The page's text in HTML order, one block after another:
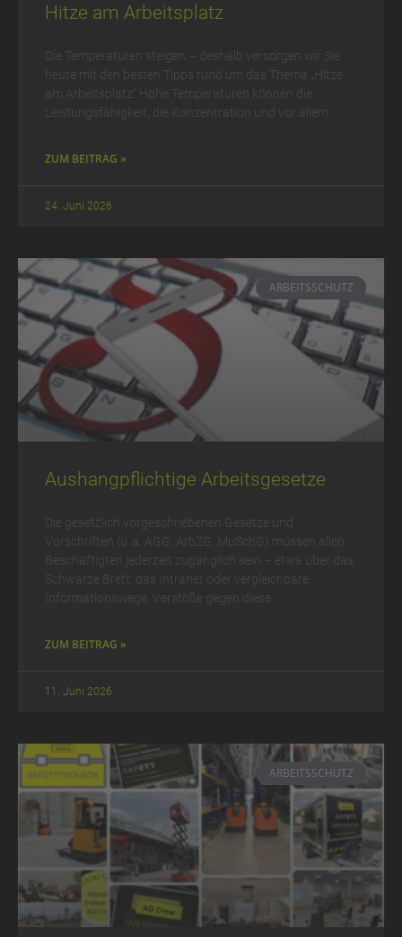
Hitze am Arbeitsplatz
Die Temperaturen steigen – deshalb versorgen wir Sie
heute mit den besten Tipps rund um das Thema „Hitze
am Arbeitsplatz“ Hohe Temperaturen können die
Leistungsfähigkeit, die Konzentration und vor allem
ZUM BEITRAG »
24. Juni 2026
ARBEITSSCHUTZ
Aushangpflichtige Arbeitsgesetze
Die gesetzlich vorgeschriebenen Gesetze und
Vorschriften (u. a. AGG, ArbZG, MuSchG) müssen allen
Beschäftigten jederzeit zugänglich sein – etwa über das
Schwarze Brett, das Intranet oder vergleichbare
Informationswege. Verstöße gegen diese
ZUM BEITRAG »
11. Juni 2026
ARBEITSSCHUTZ